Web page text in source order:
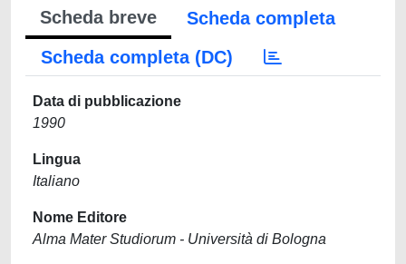
Scheda breve
Scheda completa
Scheda completa (DC)
Data di pubblicazione
1990
Lingua
Italiano
Nome Editore
Alma Mater Studiorum - Università di Bologna